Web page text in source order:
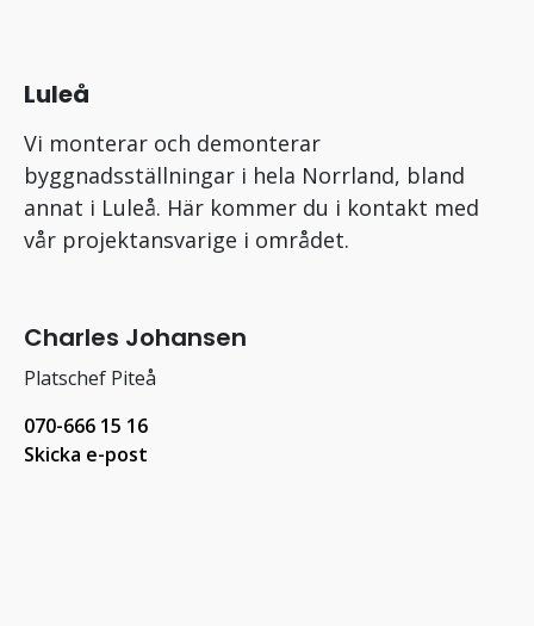
Luleå
Vi monterar och demonterar
byggnadsställningar i hela Norrland, bland
annat i Luleå. Här kommer du i kontakt med
vår projektansvarige i området.
Charles Johansen
Platschef Piteå
070-666 15 16
Skicka e-post